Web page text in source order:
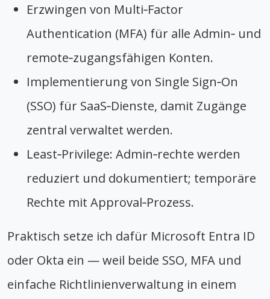
Erzwingen von Multi‑Factor
Authentication (MFA) für alle Admin‑ und
remote‑zugangsfähigen Konten.
Implementierung von Single Sign‑On
(SSO) für SaaS‑Dienste, damit Zugänge
zentral verwaltet werden.
Least‑Privilege: Admin‑rechte werden
reduziert und dokumentiert; temporäre
Rechte mit Approval‑Prozess.
Praktisch setze ich dafür Microsoft Entra ID
oder Okta ein — weil beide SSO, MFA und
einfache Richtlinienverwaltung in einem